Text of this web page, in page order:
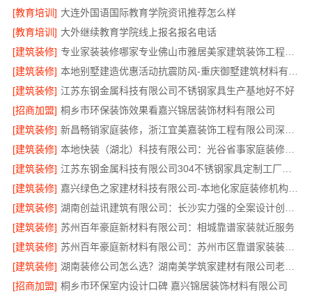
[教育培训] 大连外国语国际教育学院资讯推荐怎么样
[教育培训] 大外继续教育学院线上报名报名电话
[建筑装修]
专业家装装修哪家专业佛山市雅居美家建筑装饰工程有限公司
[建筑装修]
[建筑装修] 江苏东钢金属科技有限公司不锈钢家具生产基地好不好
[招商加盟] 桐乡市环保装饰效果看嘉兴锦居装饰材料有限公司
[建筑装修]
[建筑装修]
本地快装（湖北）科技有限公司：光谷省事家庭装修婚房
[建筑装修]
[建筑装修]
[建筑装修]
[建筑装修] 苏州百年豪庭新材料有限公司：相城靠谱家装就近服务
[建筑装修]
苏州百年豪庭新材料有限公司：苏州市区靠谱家装装修多少钱拎包入住
[建筑装修]
湖南装修公司怎么选？湖南美学筑家建材有限公司老房翻新专业团队
[招商加盟] 桐乡市环保室内设计口碑 嘉兴锦居装饰材料有限公司